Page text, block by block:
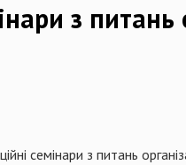
з
семінари з питань